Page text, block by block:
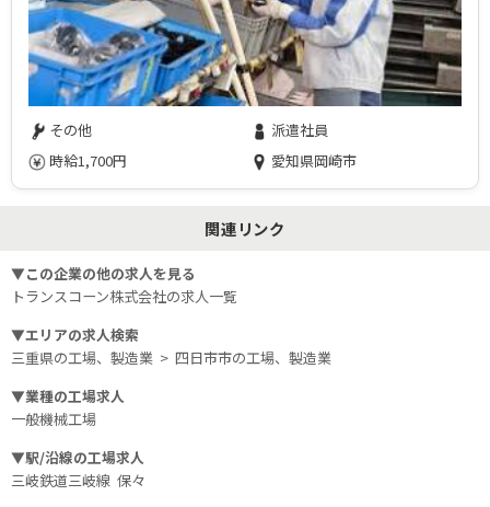
その他
派遣社員
時給1,700円
愛知県岡崎市
関連リンク
▼この企業の他の求人を見る
トランスコーン株式会社の求人一覧
▼エリアの求人検索
三重県の工場、製造業 > 四日市市の工場、製造業
▼業種の工場求人
一般機械工場
▼駅/沿線の工場求人
三岐鉄道三岐線 保々